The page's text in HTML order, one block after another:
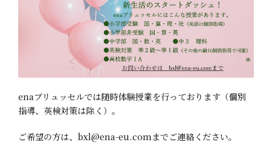
enaブリュッセルでは随時体験授業を行っております（個別
指導、英検対策は除く）。
ご希望の方は、 bxl@ena-eu.comまでご連絡ください。